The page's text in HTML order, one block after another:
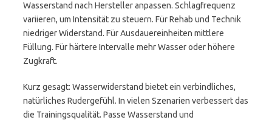
Wasserstand nach Hersteller anpassen. Schlagfrequenz
variieren, um Intensität zu steuern. Für Rehab und Technik
niedriger Widerstand. Für Ausdauereinheiten mittlere
Füllung. Für härtere Intervalle mehr Wasser oder höhere
Zugkraft.
Kurz gesagt: Wasserwiderstand bietet ein verbindliches,
natürliches Rudergefühl. In vielen Szenarien verbessert das
die Trainingsqualität. Passe Wasserstand und